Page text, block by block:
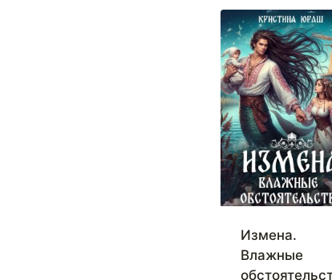
Измена.
Влажные